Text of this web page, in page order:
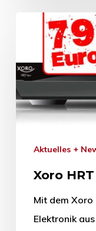
Aktuelles +
Xoro
Mit dem
Elektronik